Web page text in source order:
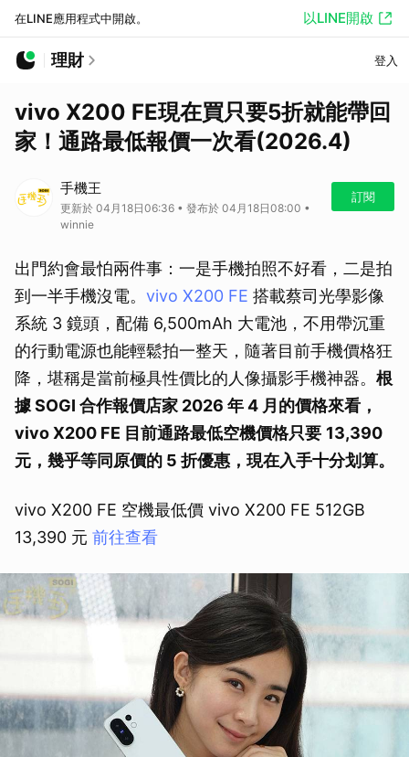
在LINE應用程式中開啟。 以LINE開啟
理財 登入
vivo X200 FE現在買只要5折就能帶回
家！通路最低報價一次看(2026.4)
手機王
更新於 04月18日06:36 • 發布於 04月18日08:00 •
winnie
訂閱
出門約會最怕兩件事：一是手機拍照不好看，二是拍
到一半手機沒電。 vivo X200 FE 搭載蔡司光學影像
系統 3 鏡頭，配備 6,500mAh 大電池，不用帶沉重
的行動電源也能輕鬆拍一整天，隨著目前手機價格狂
降，堪稱是當前極具性價比的人像攝影手機神器。 根
據 SOGI 合作報價店家 2026 年 4 月的價格來看，
vivo X200 FE 目前通路最低空機價格只要 13,390
元，幾乎等同原價的 5 折優惠，現在入手十分划算。
vivo X200 FE 空機最低價 vivo X200 FE 512GB
13,390 元 前往查看